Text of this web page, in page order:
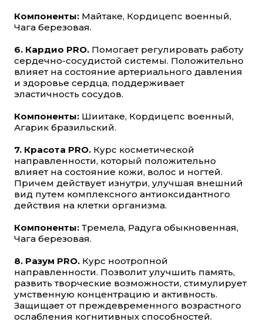
Компоненты: Майтаке, Кордицепс военный,
Чага березовая.
6. Кардио PRO. Помогает регулировать работу
сердечно-сосудистой системы. Положительно
влияет на состояние артериального давления
и здоровье сердца, поддерживает
эластичность сосудов.
Компоненты: Шиитаке, Кордицепс военный,
Агарик бразильский.
7. Красота PRO. Курс косметической
направленности, который положительно
влияет на состояние кожи, волос и ногтей.
Причем действует изнутри, улучшая внешний
вид путем комплексного антиоксидантного
действия на клетки организма.
Компоненты: Тремела, Радуга обыкновенная,
Чага березовая.
8. Разум PRO. Курс ноотропной
направленности. Позволит улучшить память,
развить творческие возможности, стимулирует
умственную концентрацию и активность.
Защищает от преждевременного возрастного
ослабления когнитивных способностей.